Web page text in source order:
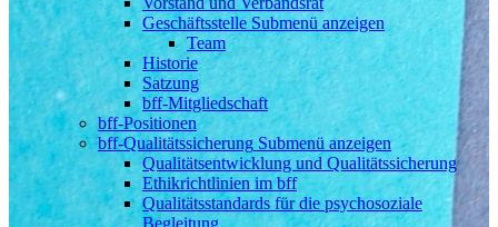
Geschäftsstelle Submenü anzeigen
Team
Historie
Satzung
bff-Mitgliedschaft
bff-Positionen
bff-Qualitätssicherung Submenü anzeigen
Qualitätsentwicklung und Qualitätssicherung
Ethikrichtlinien im bff
Qualitätsstandards für die psychosoziale
Begleitung